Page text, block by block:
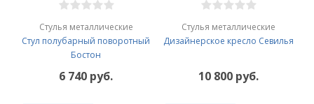
Стулья металлические
Стул полубарный поворотный
Бостон
6 740 руб.
Стулья металлические
Дизайнерское кресло Севилья
10 800 руб.